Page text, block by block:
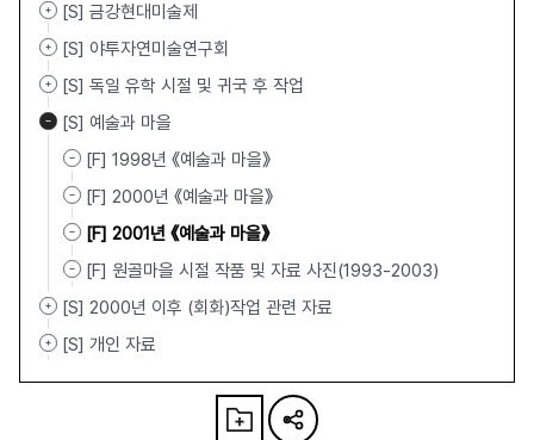
[S] 금강현대미술제
[S] 야투자연미술연구회
[S] 독일 유학 시절 및 귀국 후 작업
[S] 예술과 마을
[F] 1998년 《예술과 마을》
[F] 2000년 《예술과 마을》
[F] 2001년 《예술과 마을》
[F] 원골마을 시절 작품 및 자료 사진(1993-2003)
[S] 2000년 이후 (회화)작업 관련 자료
[S] 개인 자료